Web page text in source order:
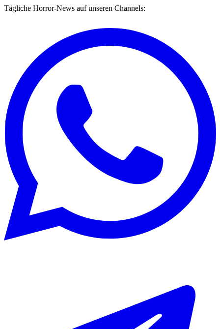
Tägliche Horror-News auf unseren Channels: